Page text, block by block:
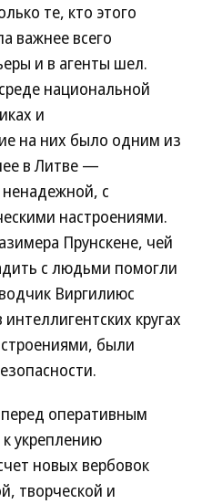
те, кто этого
важнее всего
и в агенты шел.
национальной
и
на них было одним из
в Литве —
с
настроениями.
Прунскене, чей
с людьми помогли
Виргилиюс
кругах
были
оперативным
укреплению
новых вербовок
творческой и